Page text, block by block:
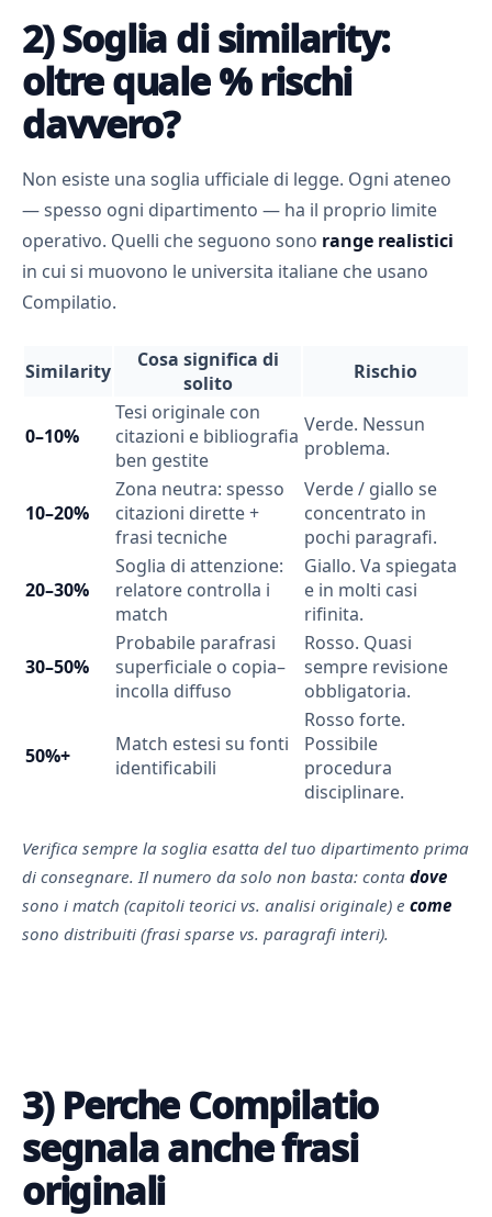
2) Soglia di similarity:
oltre quale % rischi
davvero?
Non esiste una soglia ufficiale di legge. Ogni ateneo
— spesso ogni dipartimento — ha il proprio limite
operativo. Quelli che seguono sono range realistici
in cui si muovono le universita italiane che usano
Compilatio.
Similarity
Cosa significa di
solito
Rischio
0–10%
Tesi originale con
citazioni e bibliografia
ben gestite
Verde. Nessun
problema.
10–20%
Zona neutra: spesso
citazioni dirette +
frasi tecniche
Verde / giallo se
concentrato in
pochi paragrafi.
20–30%
Soglia di attenzione:
relatore controlla i
match
Giallo. Va spiegata
e in molti casi
rifinita.
30–50%
Probabile parafrasi
superficiale o copia–
incolla diffuso
Rosso. Quasi
sempre revisione
obbligatoria.
50%+
Match estesi su fonti
identificabili
Rosso forte.
Possibile
procedura
disciplinare.
Verifica sempre la soglia esatta del tuo dipartimento prima
di consegnare. Il numero da solo non basta: conta dove
sono i match (capitoli teorici vs. analisi originale) e come
sono distribuiti (frasi sparse vs. paragrafi interi).
3) Perche Compilatio
segnala anche frasi
originali